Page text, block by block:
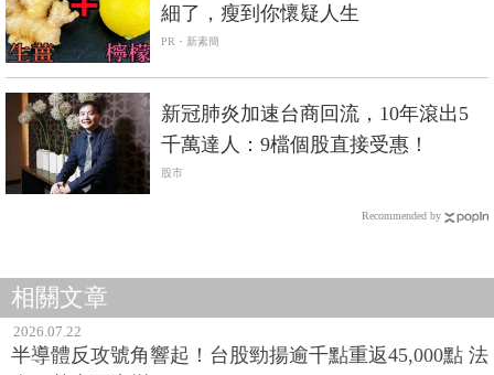
細了，瘦到你懷疑人生
PR・新素簡
新冠肺炎加速台商回流，10年滾出5
千萬達人：9檔個股直接受惠！
股市
Recommended by
相關文章
2026.07.22
半導體反攻號角響起！台股勁揚逾千點重返45,000點 法